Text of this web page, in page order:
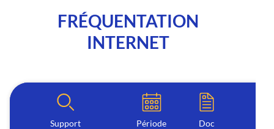
FRÉQUENTATION
INTERNET
Support Période Doc